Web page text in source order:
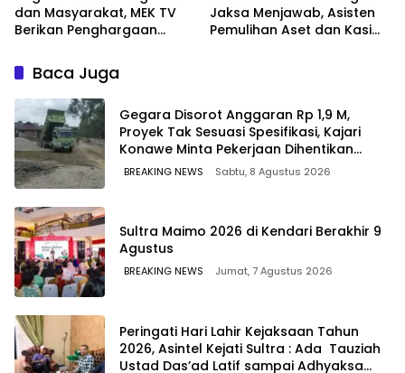
dan Masyarakat, MEK TV
Berikan Penghargaan
melalui Kabid Humas
Jaksa Menjawab, Asisten
Pemulihan Aset dan Kasi
Baca Juga
Gegara Disorot Anggaran Rp 1,9 M,
Proyek Tak Sesuasi Spesifikasi, Kajari
Konawe Minta Pekerjaan Dihentikan
Sementara
BREAKING NEWS Sabtu, 8 Agustus 2026
Sultra Maimo 2026 di Kendari Berakhir 9
Agustus
BREAKING NEWS Jumat, 7 Agustus 2026
Peringati Hari Lahir Kejaksaan Tahun
2026, Asintel Kejati Sultra : Ada Tauziah
Ustad Das’ad Latif sampai Adhyaksa